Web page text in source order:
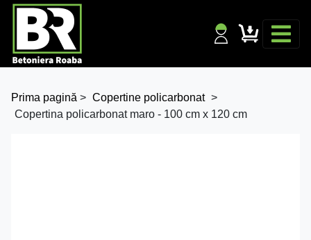
Prima pagină > Copertine policarbonat >
Copertina policarbonat maro - 100 cm x 120 cm